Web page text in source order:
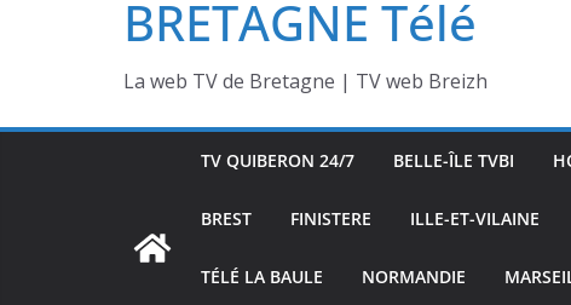
BRETAGNE Télé
La web TV de Bretagne | TV web Breizh
TV QUIBERON 24/7 BELLE-ÎLE TVBI
BREST FINISTERE ILLE-ET-VILAINE
TÉLÉ LA BAULE NORMANDIE